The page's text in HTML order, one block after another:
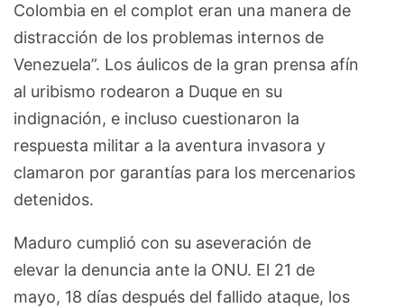
Colombia en el complot eran una manera de
distracción de los problemas internos de
Venezuela”. Los áulicos de la gran prensa afín
al uribismo rodearon a Duque en su
indignación, e incluso cuestionaron la
respuesta militar a la aventura invasora y
clamaron por garantías para los mercenarios
detenidos.
Maduro cumplió con su aseveración de
elevar la denuncia ante la ONU. El 21 de
mayo, 18 días después del fallido ataque, los